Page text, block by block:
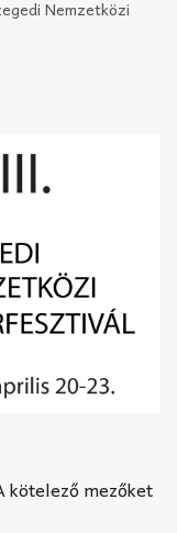
Nemzetközi
kötelező mezőket